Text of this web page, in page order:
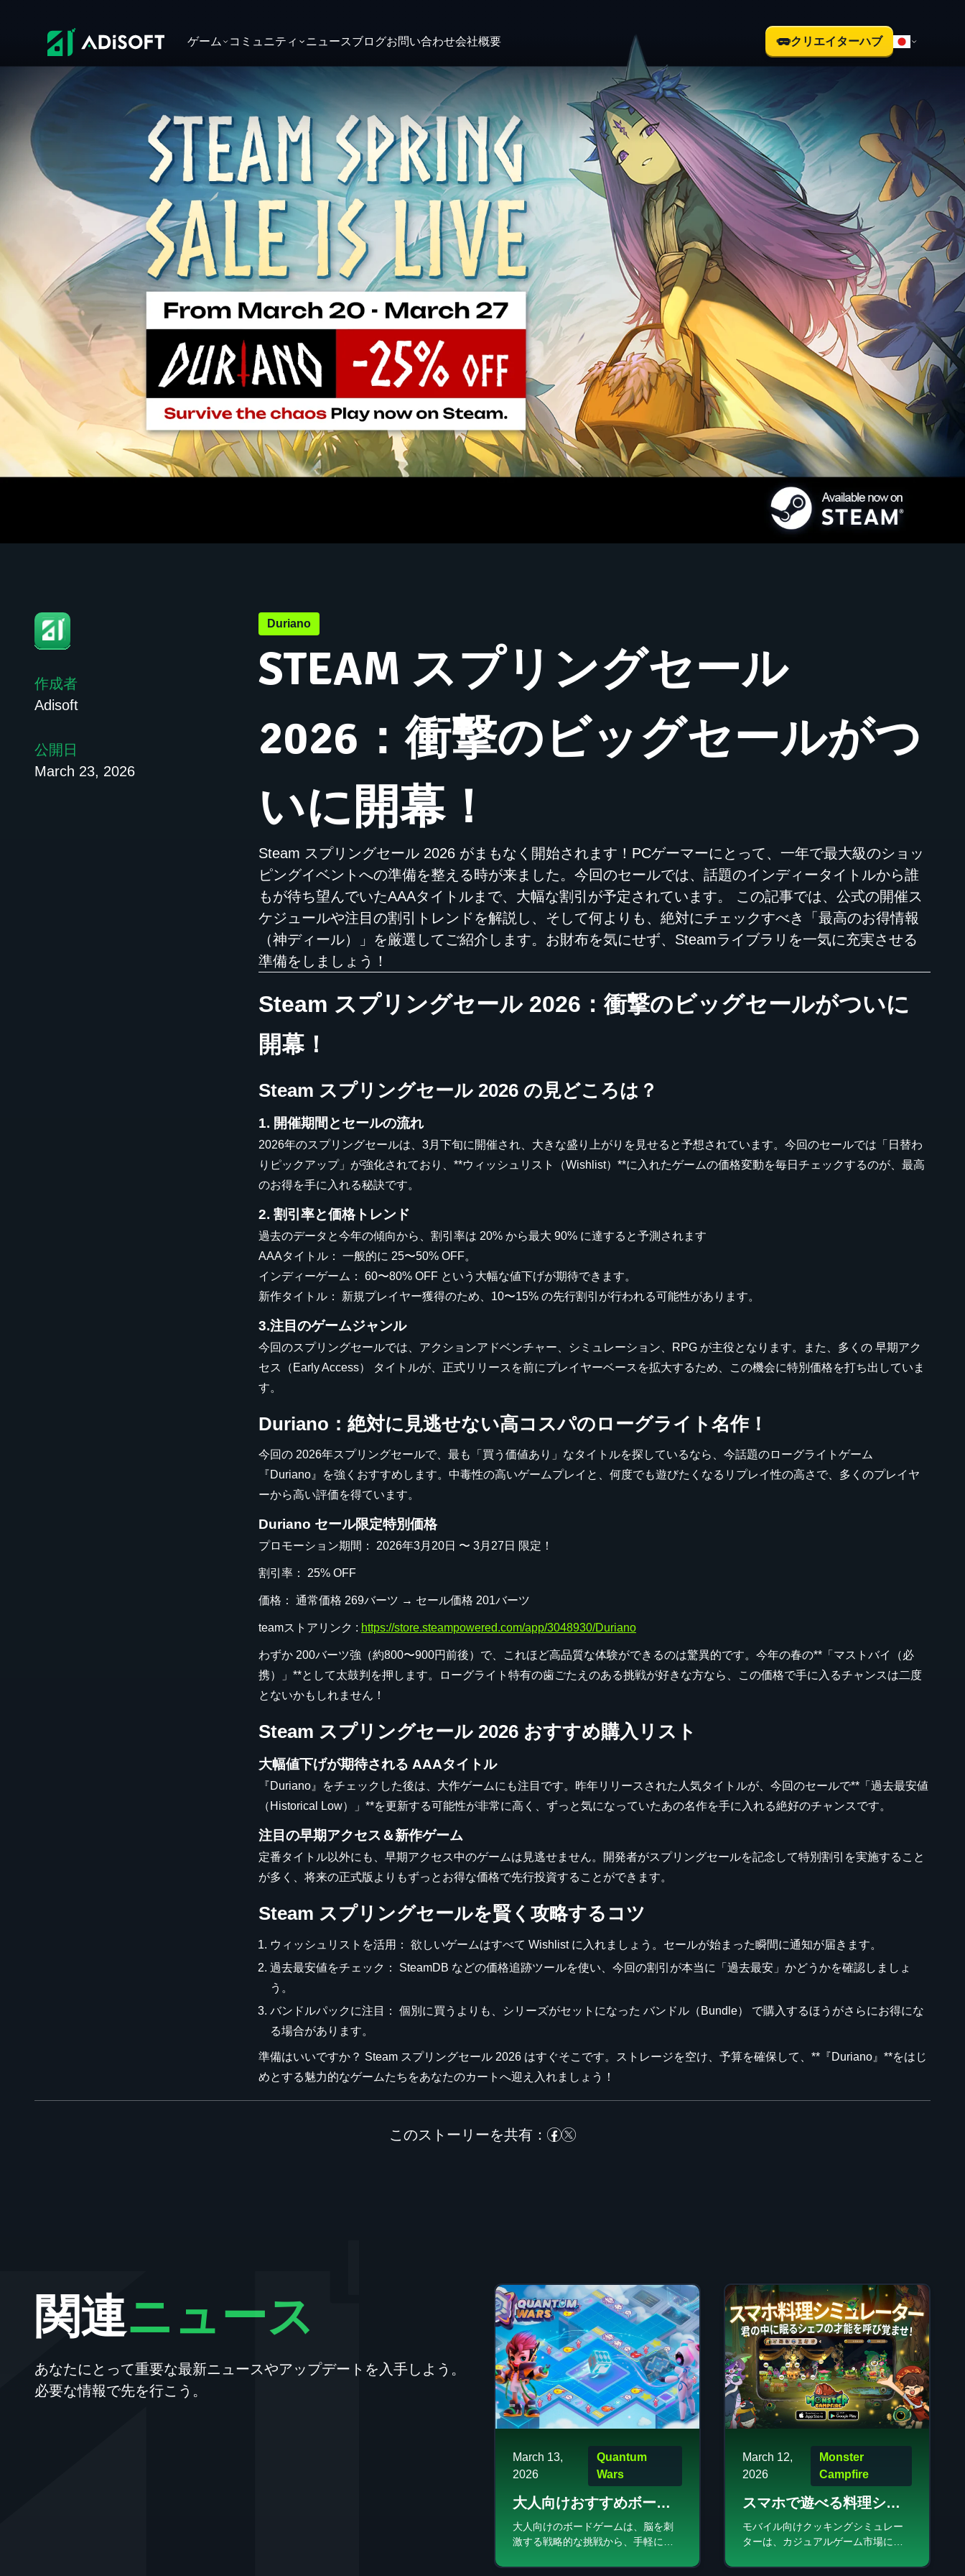
ゲーム コミュニティ ニュースブログお問い合わせ会社概要 クリエイターハブ
作成者
Adisoft
公開日
March 23, 2026
Duriano
STEAM スプリングセール
2026：衝撃のビッグセールがつ
いに開幕！
Steam スプリングセール 2026 がまもなく開始されます！PCゲーマーにとって、一年で最大級のショッ
ピングイベントへの準備を整える時が来ました。今回のセールでは、話題のインディータイトルから誰
もが待ち望んでいたAAAタイトルまで、大幅な割引が予定されています。 この記事では、公式の開催ス
ケジュールや注目の割引トレンドを解説し、そして何よりも、絶対にチェックすべき「最高のお得情報
（神ディール）」を厳選してご紹介します。お財布を気にせず、Steamライブラリを一気に充実させる
準備をしましょう！
Steam スプリングセール 2026：衝撃のビッグセールがついに
開幕！
Steam スプリングセール 2026 の見どころは？
1. 開催期間とセールの流れ
2026年のスプリングセールは、3月下旬に開催され、大きな盛り上がりを見せると予想されています。今回のセールでは「日替わ
りピックアップ」が強化されており、**ウィッシュリスト（Wishlist）**に入れたゲームの価格変動を毎日チェックするのが、最高
のお得を手に入れる秘訣です。
2. 割引率と価格トレンド
過去のデータと今年の傾向から、割引率は 20% から最大 90% に達すると予測されます
AAAタイトル： 一般的に 25〜50% OFF。
インディーゲーム： 60〜80% OFF という大幅な値下げが期待できます。
新作タイトル： 新規プレイヤー獲得のため、10〜15% の先行割引が行われる可能性があります。
3.注目のゲームジャンル
今回のスプリングセールでは、アクションアドベンチャー、シミュレーション、RPG が主役となります。また、多くの 早期アク
セス（Early Access） タイトルが、正式リリースを前にプレイヤーベースを拡大するため、この機会に特別価格を打ち出していま
す。
Duriano：絶対に見逃せない高コスパのローグライト名作！
今回の 2026年スプリングセールで、最も「買う価値あり」なタイトルを探しているなら、今話題のローグライトゲーム
『Duriano』を強くおすすめします。中毒性の高いゲームプレイと、何度でも遊びたくなるリプレイ性の高さで、多くのプレイヤ
ーから高い評価を得ています。
Duriano セール限定特別価格
プロモーション期間： 2026年3月20日 〜 3月27日 限定！
割引率： 25% OFF
価格： 通常価格 269バーツ → セール価格 201バーツ
teamストアリンク : https://store.steampowered.com/app/3048930/Duriano
わずか 200バーツ強（約800〜900円前後）で、これほど高品質な体験ができるのは驚異的です。今年の春の**「マストバイ（必
携）」**として太鼓判を押します。ローグライト特有の歯ごたえのある挑戦が好きな方なら、この価格で手に入るチャンスは二度
とないかもしれません！
Steam スプリングセール 2026 おすすめ購入リスト
大幅値下げが期待される AAAタイトル
『Duriano』をチェックした後は、大作ゲームにも注目です。昨年リリースされた人気タイトルが、今回のセールで**「過去最安値
（Historical Low）」**を更新する可能性が非常に高く、ずっと気になっていたあの名作を手に入れる絶好のチャンスです。
注目の早期アクセス＆新作ゲーム
定番タイトル以外にも、早期アクセス中のゲームは見逃せません。開発者がスプリングセールを記念して特別割引を実施すること
が多く、将来の正式版よりもずっとお得な価格で先行投資することができます。
Steam スプリングセールを賢く攻略するコツ
ウィッシュリストを活用： 欲しいゲームはすべて Wishlist に入れましょう。セールが始まった瞬間に通知が届きます。
過去最安値をチェック： SteamDB などの価格追跡ツールを使い、今回の割引が本当に「過去最安」かどうかを確認しましょ
う。
バンドルパックに注目： 個別に買うよりも、シリーズがセットになった バンドル（Bundle） で購入するほうがさらにお得にな
る場合があります。
準備はいいですか？ Steam スプリングセール 2026 はすぐそこです。ストレージを空け、予算を確保して、**『Duriano』**をはじ
めとする魅力的なゲームたちをあなたのカートへ迎え入れましょう！
このストーリーを共有：
関連ニュース
あなたにとって重要な最新ニュースやアップデートを入手しよう。
必要な情報で先を行こう。
March 13,
2026
Quantum
Wars
大人向けおすすめボード
ゲーム
大人向けのボードゲームは、脳を刺
激する戦略的な挑戦から、手軽に楽
ほど多種多様な体験を与えてくれま
March 12,
2026
Monster
Campfire
スマホで遊べる料理シミ
ュレーター
モバイル向けクッキングシミュレー
ターは、カジュアルゲーム市場にお
です。成功しているタイトルは、中